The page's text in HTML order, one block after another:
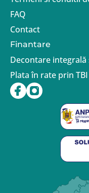
FAQ
Contact
Finantare
Decontare integrală
Plata în rate prin